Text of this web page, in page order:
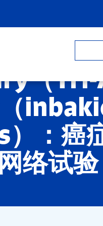
（
：癌
络试验